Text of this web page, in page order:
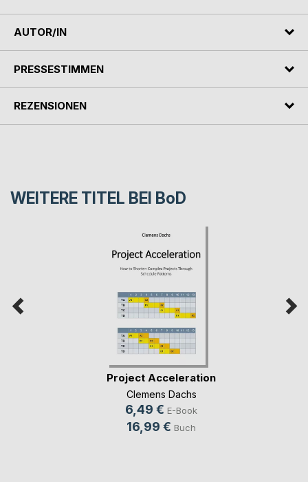
AUTOR/IN
PRESSESTIMMEN
REZENSIONEN
WEITERE TITEL BEI BoD
Project Acceleration
Clemens Dachs
6,49 € E-Book
16,99 € Buch